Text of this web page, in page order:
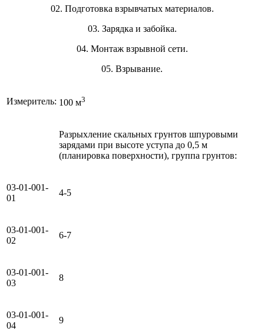
02. Подготовка взрывчатых материалов.
03. Зарядка и забойка.
04. Монтаж взрывной сети.
05. Взрывание.
Измеритель: 100 м3
Разрыхление скальных грунтов шпуровыми
зарядами при высоте уступа до 0,5 м
(планировка поверхности), группа грунтов:
03-01-001-
01
4-5
03-01-001-
02
6-7
03-01-001-
03
8
03-01-001-
04
9